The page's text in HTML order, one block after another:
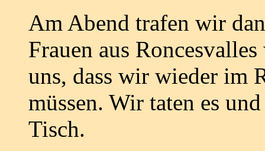
Am Abend trafen wir
Frauen aus
uns, dass wir wieder im
müssen. Wir taten es
Tisch.